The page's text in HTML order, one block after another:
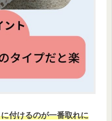
付けるのが一番取れに